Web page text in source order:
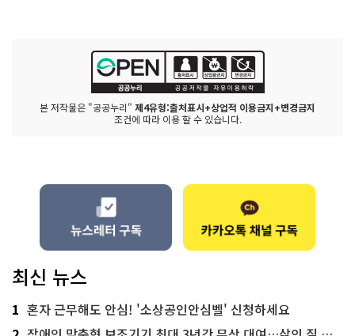
본 저작물은 "공공누리" 제4유형:출처표시+상업적 이용금지+변경금지
조건에 따라 이용 할 수 있습니다.
최신 뉴스
1 혼자 근무해도 안심! '소상공인안심벨' 신청하세요